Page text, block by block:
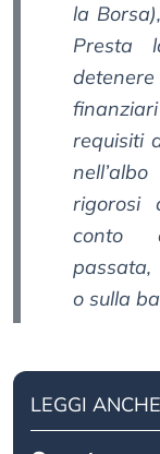
la
Presta
requisiti
rigorosi
conto
passata,
o sulla
LEGGI ANCHE